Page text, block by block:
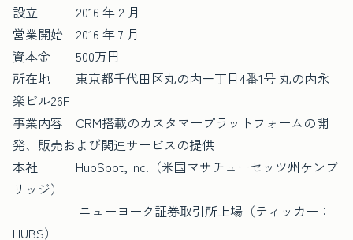
設立 2016 年 2 月
営業開始 2016 年 7 月
資本金 500万円
所在地 東京都千代田区丸の内一丁目4番1号 丸の内永
楽ビル26F
事業内容 CRM搭載のカスタマープラットフォームの開
発、販売および関連サービスの提供
本社 HubSpot, Inc.（米国マサチューセッツ州ケンブ
リッジ）
ニューヨーク証券取引所上場（ティッカー：
HUBS）